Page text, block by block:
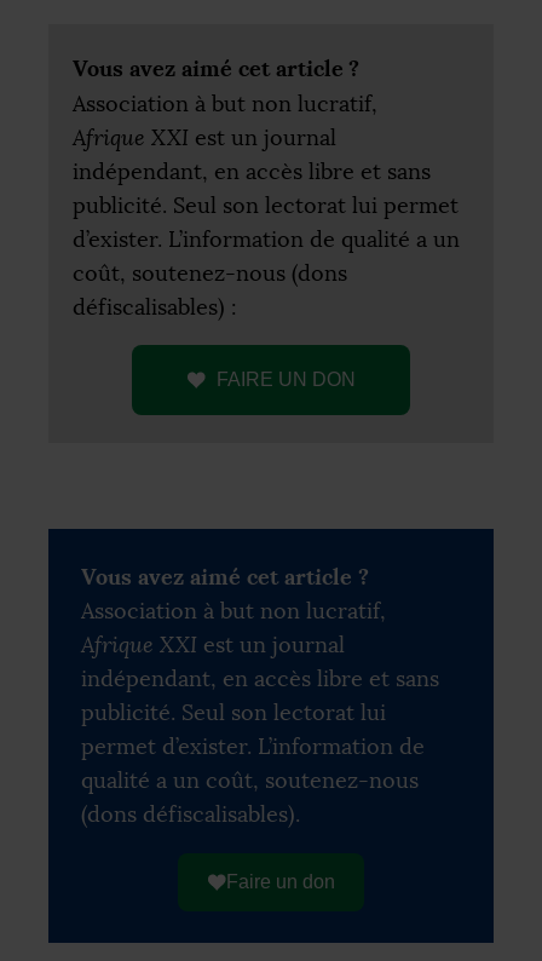
Vous avez aimé cet article ?
Association à but non lucratif,
Afrique XXI est un journal
indépendant, en accès libre et sans
publicité. Seul son lectorat lui permet
d’exister. L’information de qualité a un
coût, soutenez-nous (dons
défiscalisables) :
FAIRE UN DON
Vous avez aimé cet article ?
Association à but non lucratif,
Afrique XXI est un journal
indépendant, en accès libre et sans
publicité. Seul son lectorat lui
permet d’exister. L’information de
qualité a un coût, soutenez-nous
(dons défiscalisables).
Faire un don